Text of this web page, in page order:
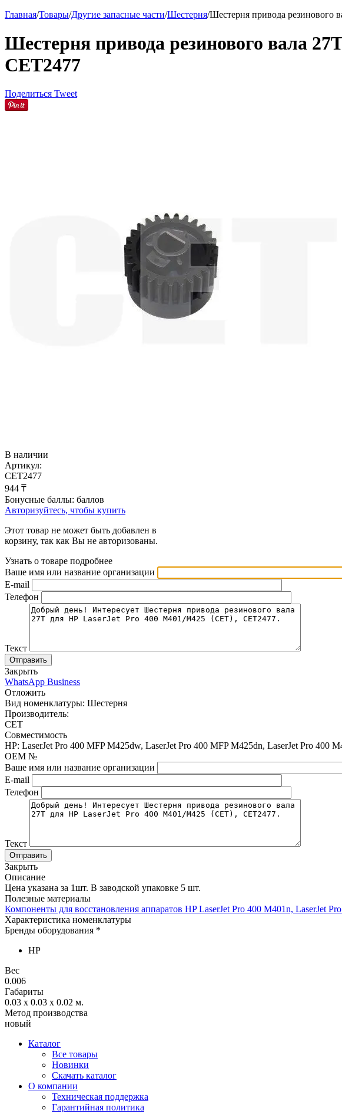
Главная/Товары/Другие запасные части/Шестерня/Шестерня привода резинового
Шестерня привода резинового вала
CET2477
Поделиться Tweet
В наличии
Артикул:
CET2477
‍944‍ ₸
Бонусные баллы: баллов
Авторизуйтесь, чтобы купить
Этот товар не может быть добавлен в
корзину, так как Вы не авторизованы.
Узнать о товаре подробнее
Ваше имя или название организации
E-mail
Телефон
Текст
Отправить
Закрыть
WhatsApp Business
Отложить
Вид номенклатуры: Шестерня
Производитель:
CET
Совместимость
HP: LaserJet Pro 400 MFP M425dw, LaserJet Pro 400 MFP M425dn, LaserJet Pro 400
OEM №
Ваше имя или название организации
E-mail
Телефон
Текст
Отправить
Закрыть
Описание
Цена указана за 1шт. В заводской упаковке 5 шт.
Полезные материалы
Компоненты для восстановления аппаратов HP LaserJet Pro 400 M401n, LaserJet
Характеристика номенклатуры
Бренды оборудования *
HP
Вес
0.006
Габариты
0.03 x 0.03 x 0.02 м.
Метод производства
новый
Каталог
Все товары
Новинки
Скачать каталог
О компании
Техническая поддержка
Гарантийная политика